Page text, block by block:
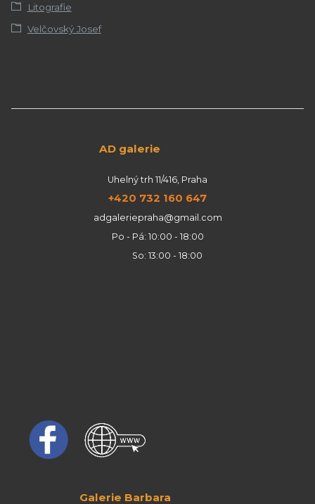
Litografie
Velčovský Josef
AD galerie
Uhelný trh 11/416, Praha
+420 732 160 647
adgaleriepraha@gmail.com
Po - Pá: 10:00 - 18:00
So: 13:00 - 18:00
Galerie Barbara